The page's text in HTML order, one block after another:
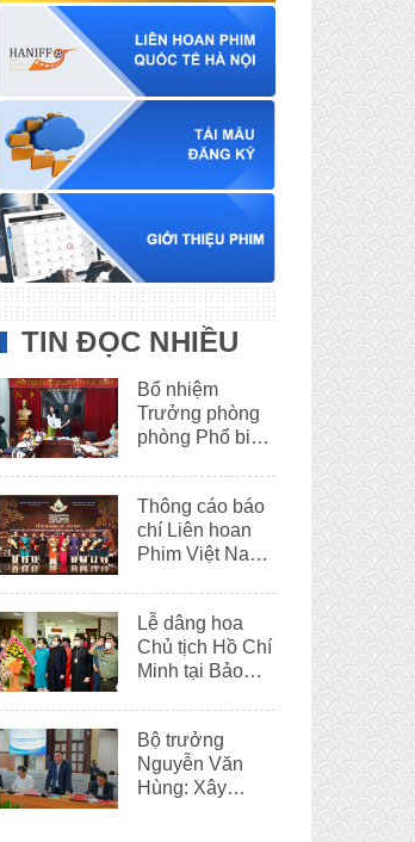
TIN ĐỌC NHIỀU
Bổ nhiệm
Trưởng phòng
phòng Phổ biến
Thông cáo báo
chí Liên hoan
Phim Việt Nam
Lễ dâng hoa
Chủ tịch Hồ Chí
Minh tại Bảo
Thiên Huế
Bộ trưởng
Nguyễn Văn
Hùng: Xây